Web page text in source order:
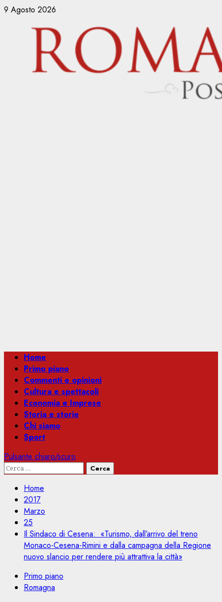
Vai
contenuto
9 Agosto 2026
Menu
principale
Home
Primo piano
Commenti e opinioni
Cultura e spettacoli
Economia e Imprese
Storia e storie
Chi siamo
Sport
Pulsante chiaro/scuro
Ricerca
Home
2017
Marzo
25
Il Sindaco di Cesena: «Turismo, dall’arrivo del treno
Monaco-Cesena-Rimini e dalla campagna della Regione
nuovo slancio per rendere più attrattiva la città»
Primo piano
Romagna